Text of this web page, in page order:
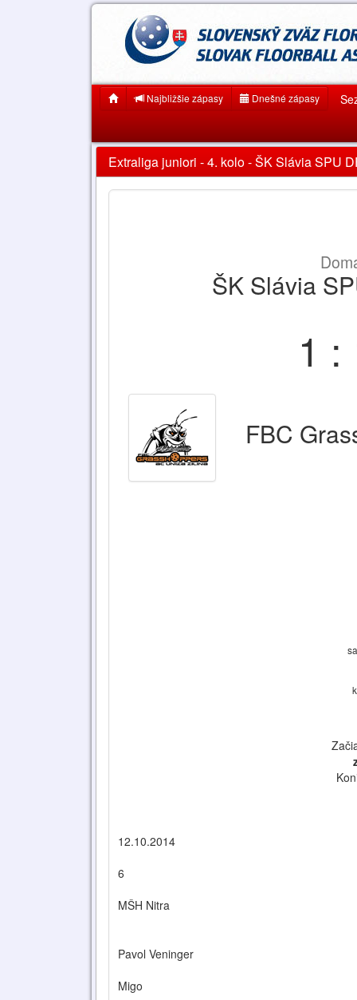
Najbližšie zápasy Dnešné zápasy
Extraliga juniori - 4. kolo - ŠK Slávia SPU
ŠK Slávia
1 :
FBC
12.10.2014
6
MŠH Nitra
Pavol Veninger
Migo